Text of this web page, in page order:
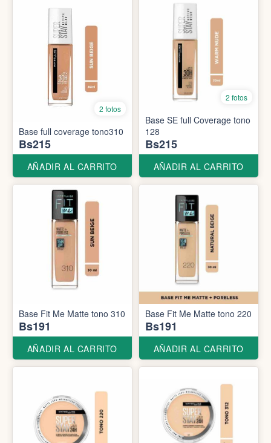
2 fotos
Base full coverage tono310
Bs215
AÑADIR AL CARRITO
2 fotos
Base SE full Coverage tono
128
Bs215
AÑADIR AL CARRITO
Base Fit Me Matte tono 310
Bs191
AÑADIR AL CARRITO
Base Fit Me Matte tono 220
Bs191
AÑADIR AL CARRITO